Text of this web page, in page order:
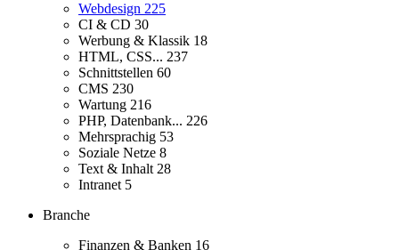
Webdesign 225
CI & CD 30
Werbung & Klassik 18
HTML, CSS... 237
Schnittstellen 60
CMS 230
Wartung 216
PHP, Datenbank... 226
Mehrsprachig 53
Soziale Netze 8
Text & Inhalt 28
Intranet 5
Branche
Finanzen & Banken 16